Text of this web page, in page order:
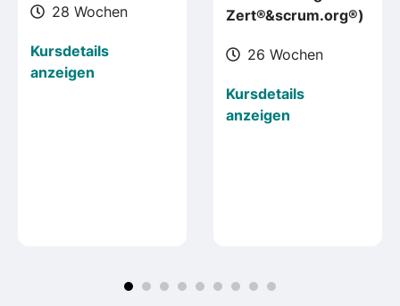
28 Wochen
Kursdetails
anzeigen
Zert®&scrum.org®)
26 Wochen
Kursdetails
anzeigen